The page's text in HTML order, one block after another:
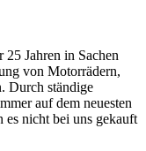
Jahren in Sachen
von Motorrädern,
Durch ständige
auf dem neuesten
es nicht bei uns gekauft